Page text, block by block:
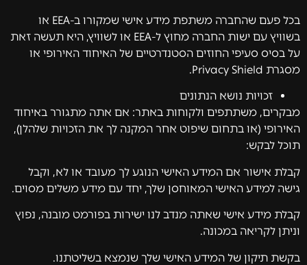
בכל פעם שהחברה משתפת מידע אישי שמקורו ב-EEA או
בשוויץ עם ישות החברה מחוץ ל-EEA או לשוויץ, היא תעשה זאת
על בסיס סעיפי החוזים הסטנדרטיים של האיחוד האירופי או
מסגרת Privacy Shield.
זכויות נושא הנתונים
מבקרים, משתתפים ולקוחות באתר: אם אתה מתגורר באיחוד
האירופי (או בתחום שיפוט אחר המקנה לך את הזכויות שלהלן),
תוכל לבקש:
קבלת אישור אם המידע האישי הנוגע לך מעובד או לא, וקבל
גישה למידע האישי המאוחסן שלך, יחד עם מידע משלים מסוים.
קבלת מידע אישי שאתה מנדב לנו ישירות בפורמט מובנה, נפוץ
וניתן לקריאה במכונה.
בקשת תיקון של המידע האישי שלך שנמצא בשליטתנו.